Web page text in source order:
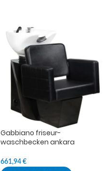
Gabbiano friseur-
waschbecken ankara
661,94 €